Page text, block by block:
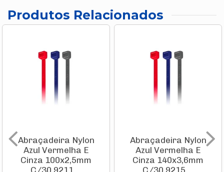
Produtos Relacionados
Abraçadeira Nylon
Azul Vermelha E
Cinza 100x2,5mm
Abraçadeira Nylon
Azul Vermelha E
Cinza 140x3,6mm